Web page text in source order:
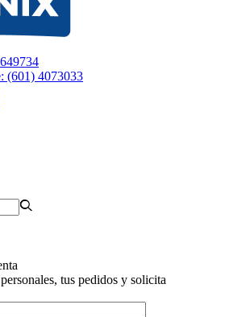
(601) 4073033
tus pedidos y solicita